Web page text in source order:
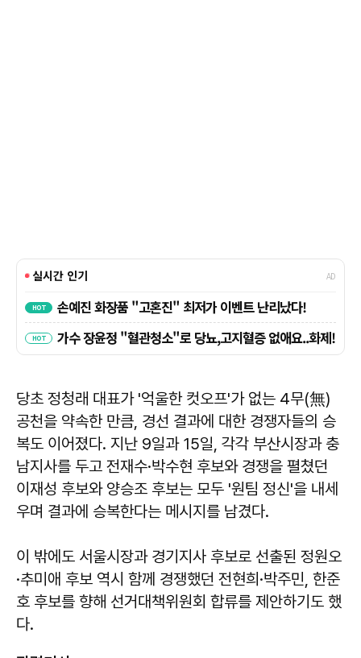
당초 정청래 대표가 '억울한 컷오프'가 없는 4무(無)
공천을 약속한 만큼, 경선 결과에 대한 경쟁자들의 승
복도 이어졌다. 지난 9일과 15일, 각각 부산시장과 충
남지사를 두고 전재수·박수현 후보와 경쟁을 펼쳤던
이재성 후보와 양승조 후보는 모두 '원팀 정신'을 내세
우며 결과에 승복한다는 메시지를 남겼다.
이 밖에도 서울시장과 경기지사 후보로 선출된 정원오
·추미애 후보 역시 함께 경쟁했던 전현희·박주민, 한준
호 후보를 향해 선거대책위원회 합류를 제안하기도 했
다.